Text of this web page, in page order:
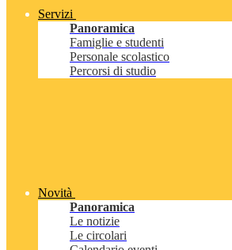
Servizi
Panoramica
Famiglie e studenti
Personale scolastico
Percorsi di studio
Novità
Panoramica
Le notizie
Le circolari